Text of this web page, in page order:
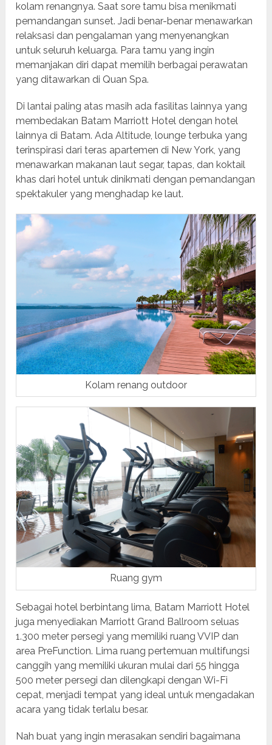
kolam renangnya. Saat sore tamu bisa menikmati
pemandangan sunset. Jadi benar-benar menawarkan
relaksasi dan pengalaman yang menyenangkan
untuk seluruh keluarga. Para tamu yang ingin
memanjakan diri dapat memilih berbagai perawatan
yang ditawarkan di Quan Spa.
Di lantai paling atas masih ada fasilitas lainnya yang
membedakan Batam Marriott Hotel dengan hotel
lainnya di Batam. Ada Altitude, lounge terbuka yang
terinspirasi dari teras apartemen di New York, yang
menawarkan makanan laut segar, tapas, dan koktail
khas dari hotel untuk dinikmati dengan pemandangan
spektakuler yang menghadap ke laut.
Kolam renang outdoor
Ruang gym
Sebagai hotel berbintang lima, Batam Marriott Hotel
juga menyediakan Marriott Grand Ballroom seluas
1.300 meter persegi yang memiliki ruang VVIP dan
area PreFunction. Lima ruang pertemuan multifungsi
canggih yang memiliki ukuran mulai dari 55 hingga
500 meter persegi dan dilengkapi dengan Wi-Fi
cepat, menjadi tempat yang ideal untuk mengadakan
acara yang tidak terlalu besar.
Nah buat yang ingin merasakan sendiri bagaimana